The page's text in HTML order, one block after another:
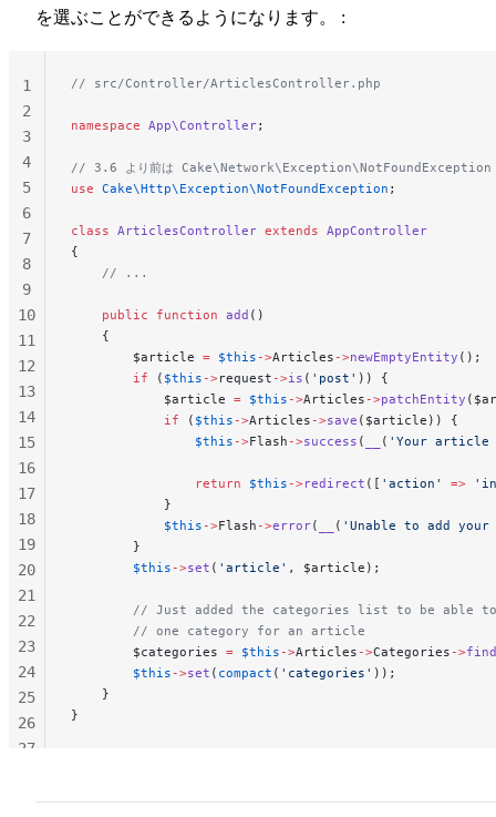
を選ぶことができるようになります。 :
// src/Controller/ArticlesController.php
namespace App\Controller;
// 3.6 より前は Cake\Network\Exception\NotFoundException
use Cake\Http\Exception\NotFoundException ;
class ArticlesController extends AppController
{
    // ...
    public
function add ()
    {
        $article
= $this ->Articles ->newEmptyEntity ();
        if
( $this ->request ->is ( 'post' )) {
            $article
= $this ->Articles ->patchEntity
            if
( $this ->Articles ->save ($article)) {
                $this
->Flash ->success ( ( 'Your article
                return
$this ->redirect ([ 'action' =>
            }
            $this
->Flash ->error( ( 'Unable to add
        }
        $this
->set ( 'article' , $article);
// Just added the categories list to be able
        // one category for an article
        $categories
= $this ->Articles ->Categories ->find
        $this
->set ( compact ( 'categories' ));
    }
}
1
2
3
4
5
6
7
8
9
10
11
12
13
14
15
16
17
18
19
20
21
22
23
24
25
26
27